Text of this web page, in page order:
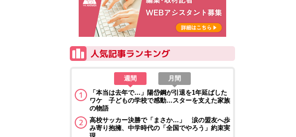
週間
月間
「本当は去年で…」陽岱鋼が引退を1年延ばした
ワケ 子どもの学校で感動…スターを支えた家族
の物語
高校サッカー決勝で「まさか…」 涙の盟友へ歩
み寄り抱擁、中学時代の「全国でやろう」約束実